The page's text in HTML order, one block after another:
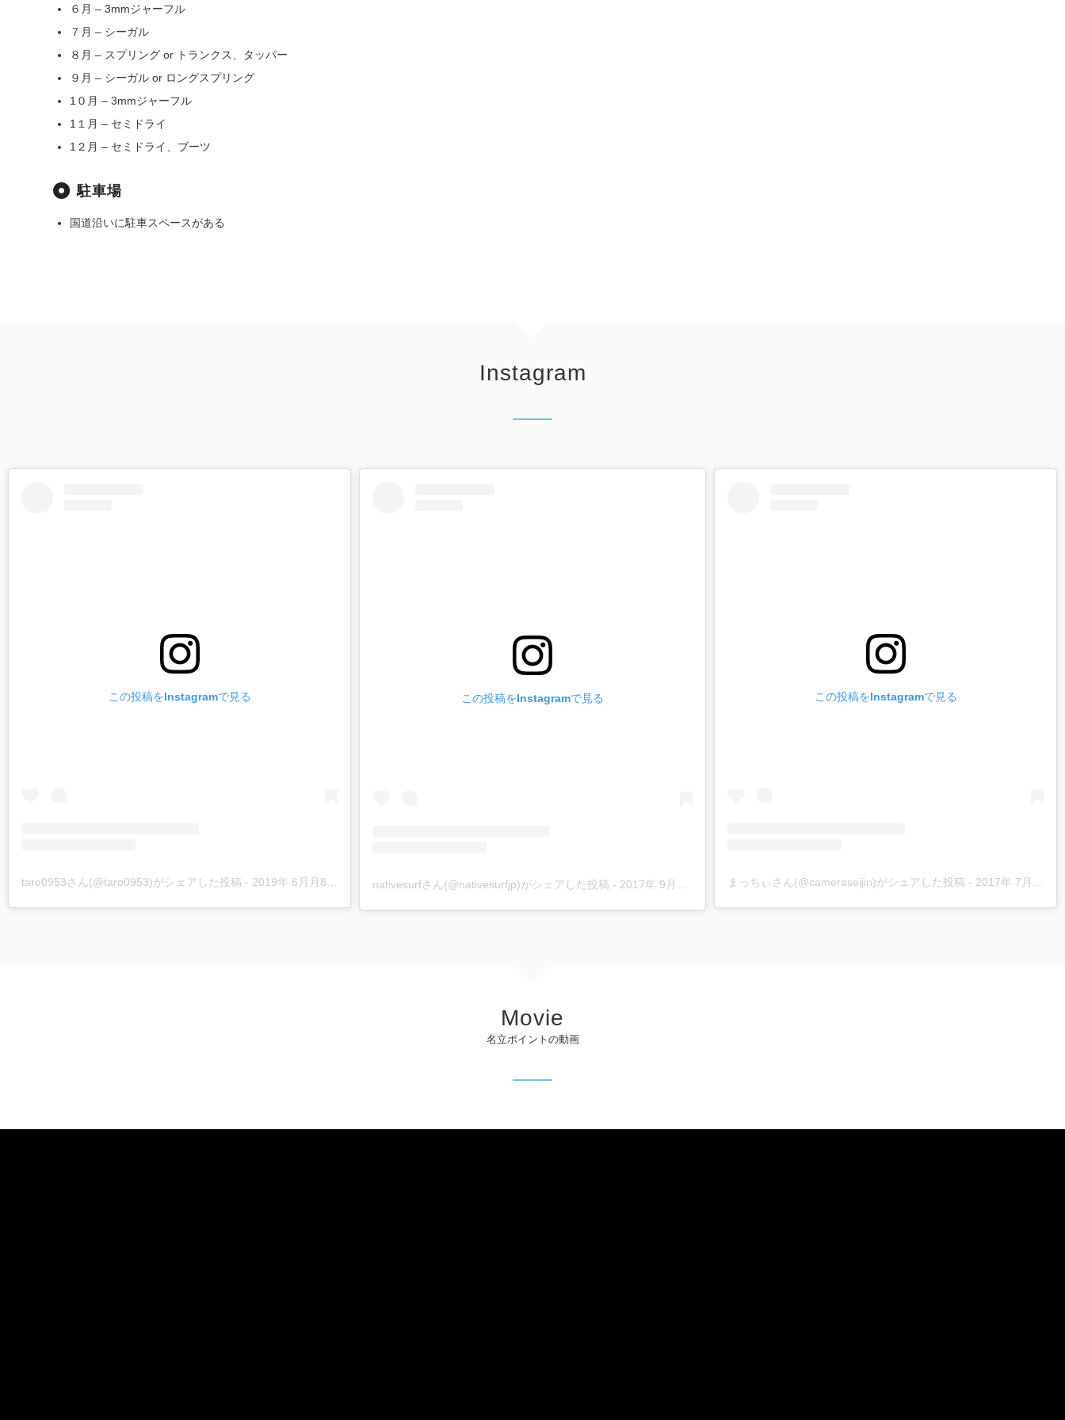
６月 – 3mmジャーフル
７月 – シーガル
８月 – スプリング or トランクス、タッパー
９月 – シーガル or ロングスプリング
1０月 – 3mmジャーフル
1１月 – セミドライ
1２月 – セミドライ、ブーツ
駐車場
国道沿いに駐車スペースがある
Instagram
この投稿をInstagramで見る
taro0953さん(@taro0953)がシェアした投稿 - 2019年 6月月8日午後3時14分PDT
この投稿をInstagramで見る
nativesurfさん(@nativesurfjp)がシェアした投稿 - 2017年 9月月3日午前3時43分PDT
この投稿をInstagramで見る
まっちぃさん(@cameraseijin)がシェアした投稿 - 2017年 7月月7日午前4時57分PDT
Movie
名立ポイントの動画